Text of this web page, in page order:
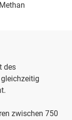
des
zwischen 750